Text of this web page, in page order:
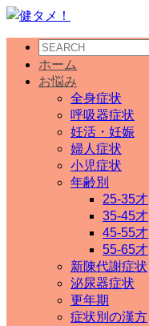
ホーム
お悩み
全身症状
呼吸器症状
妊活・妊娠
婦人症状
小児症状
年齢別
25-35才
35-45才
45-55才
55-65才
新陳代謝症状
泌尿器症状
更年期
症状別の漢方